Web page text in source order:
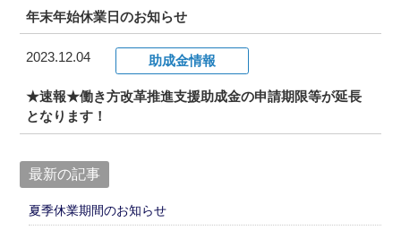
ブログ
年末年始休業日のお知らせ
2023.12.04 助成金情報
★速報★働き方改革推進支援助成金の申請期限等が延長
となります！
最新の記事
夏季休業期間のお知らせ